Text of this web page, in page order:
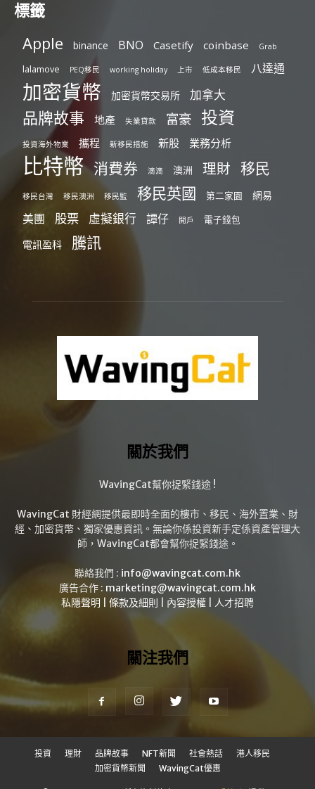
標籤
Apple binance BNO Casetify coinbase Grab
lalamove PEQ移民 working holiday 上市 低成本移民 八達通
加密貨幣 加密貨幣交易所 加拿大
品牌故事 地產 失業貸款 富豪 投資
投資海外物業 攜程 新移民措施 新股 業務分析
比特幣 消費券 滴滴 澳洲 理財 移民
移民台灣 移民澳洲 移民監 移民英國 第二家園 網易
美團 股票 虛擬銀行 譚仔 開戶 電子錢包
電訊盈科 騰訊
關於我們
WavingCat幫你捉緊錢途 !
WavingCat 財經網提供最即時全面的樓市、移民、海外置業、財
經、加密貨幣、獨家優惠資訊。無論你係投資新手定係資產管理大
師，WavingCat都會幫你捉緊錢途。
聯絡我們 : info@wavingcat.com.hk
廣告合作 : marketing@wavingcat.com.hk
私隱聲明
條款及細則 內容授權 人才招聘
關注我們
投資 理財 品牌故事 NFT新聞 社會熱話
港人移民
加密貨幣新聞
WavingCat優惠